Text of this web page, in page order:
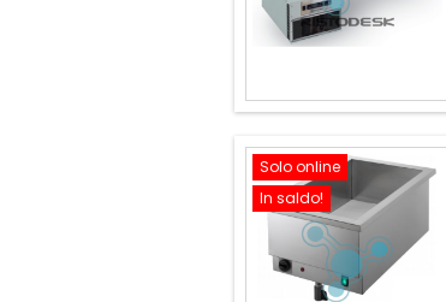
Solo online
In saldo!